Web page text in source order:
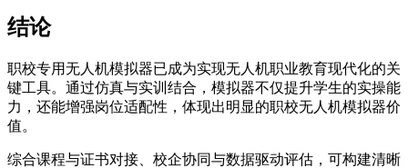
结论
职校专用无人机模拟器已成为实现无人机职业教育现代化的关
键工具。通过仿真与实训结合，模拟器不仅提升学生的实操能
力，还能增强岗位适配性，体现出明显的职校无人机模拟器价
值。
综合课程与证书对接、校企协同与数据驱动评估，可构建清晰